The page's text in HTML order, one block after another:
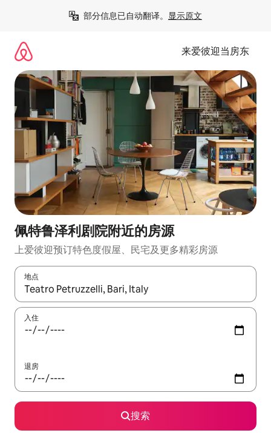
部分信息已自动翻译。 显示原文
来爱彼迎当房东
佩特鲁泽利剧院附近的房源
上爱彼迎预订特色度假屋、民宅及更多精彩房源
地点
如有搜索结果，请使用上下方向键查看，或通过点击或滑动手势
入住
退房
搜索